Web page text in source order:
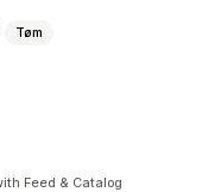
Tøm
Feed & Catalog